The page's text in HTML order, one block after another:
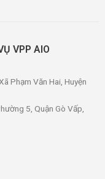
VPP AIO
Phạm Văn Hai, Huyện
5, Quận Gò Vấp,